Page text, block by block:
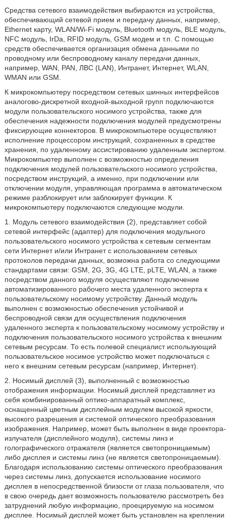
Средства сетевого взаимодействия выбираются из устройства,
обеспечивающий сетевой прием и передачу данных, например,
Ethernet карту, WLAN/Wi-Fi модуль, Bluetooth модуль, BLE модуль,
NFC модуль, IrDa, RFID модуль, GSM модем и т.п. С помощью
средств обеспечивается организация обмена данными по
проводному или беспроводному каналу передачи данных,
например, WAN, PAN, ЛВС (LAN), Интранет, Интернет, WLAN,
WMAN или GSM.
К микрокомпьютеру посредством сетевых шинных интерфейсов
аналогово-дискретной входной-выходной групп подключаются
модули пользовательского носимого устройства, также для
обеспечения надежности подключения модулей предусмотрены
фиксирующие коннекторов. В микрокомпьютере осуществляют
исполнение процессором инструкций, сохраненных в средстве
хранения, по удаленному ассистированию удаленным экспертом.
Микрокомпьютер выполнен с возможностью определения
подключения модулей пользовательского носимого устройства,
посредством инструкций, а именно, при подключении или
отключении модуля, управляющая программа в автоматическом
режиме разблокирует или заблокирует функции. К
микрокомпьютеру подключаются следующие модули.
1. Модуль сетевого взаимодействия (2), представляет собой
сетевой интерфейс (адаптер) для подключения модульного
пользовательского носимого устройства к сетевым сегментам
сети Интернет и/или Интранет с использованием сетевых
протоколов передачи данных, возможна работа со следующими
стандартами связи: GSM, 2G, 3G, 4G LTE, pLTE, WLAN, а также
посредством данного модуля осуществляют подключение
автоматизированного рабочего места удаленного эксперта к
пользовательскому носимому устройству. Данный модуль
выполнен с возможностью обеспечения устойчивой и
беспроводной связи для осуществления подключения
удаленного эксперта к пользовательскому носимому устройству и
подключения пользовательского носимого устройства к внешним
сетевым ресурсам. То есть полевой специалист использующий
пользовательское носимое устройство может подключаться с
него к внешним сетевым ресурсам (например, Интернет).
2. Носимый дисплей (3), выполненный с возможностью
отображения информации. Носимый дисплей представляет из
себя комбинированный оптико-аппаратный комплекс,
оснащенный цветным дисплейным модулем высокой яркости,
высокого разрешения и системой оптического преобразования
изображения. Например, может быть выполнен в виде проектора-
излучателя (дисплейного модуля), системы линз и
голографического отражателя (является светопроницаемым)
либо дисплея и системы линз (не является светопроницаемым).
Благодаря использованию системы оптического преобразования
через системы линз, допускается использование носимого
дисплея в непосредственной близости от глаза пользователя, что
в свою очередь дает возможность пользователю рассмотреть без
затруднений любую информацию, проецируемую на носимом
дисплее. Носимый дисплей может быть установлен на креплении